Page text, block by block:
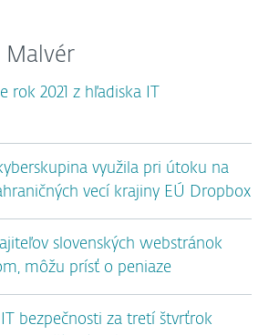
Malvér
rok 2021 z hľadiska IT
využila pri útoku na
vecí krajiny EÚ Dropbox
slovenských webstránok
môžu prísť o peniaze
IT bezpečnosti za tretí štvrťrok